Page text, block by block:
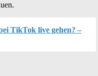
TikTok live gehen? –